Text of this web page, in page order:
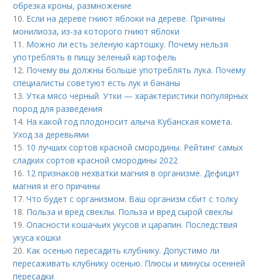
обрезка кроны, размножение
10. Если на дереве гниют яблоки на дереве. Причины
монилиоза, из-за которого гниют яблоки
11. Можно ли есть зеленую картошку. Почему нельзя
употреблять в пищу зеленый картофель
12. Почему вы должны больше употреблять лука. Почему
специалисты советуют есть лук и бананы
13.Утка мясо черный. Утки — характеристики популярных
пород для разведения
14. На какой год плодоносит алыча Кубанская комета.
Уход за деревьями
15. 10 лучших сортов красной смородины. Рейтинг самых
сладких сортов красной смородины 2022
16. 12 признаков нехватки магния в организме. Дефицит
магния и его причины
17.Что будет с организмом. Ваш организм сбит с толку
18. Польза и вред свеклы. Польза и вред сырой свеклы
19.Опасности кошачьих укусов и царапин. Последствия
укуса кошки
20. Как осенью пересадить клубнику. Допустимо ли
пересаживать клубнику осенью. Плюсы и минусы осенней
пересадки